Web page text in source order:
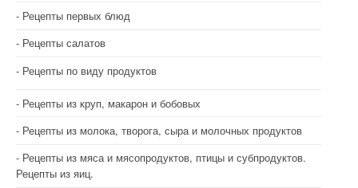
Рецепты первых блюд
Рецепты салатов
Рецепты по виду продуктов
Рецепты из круп, макарон и бобовых
Рецепты из молока, творога, сыра и молочных продуктов
Рецепты из мяса и мясопродуктов, птицы и субпродуктов.
Рецепты из яиц.